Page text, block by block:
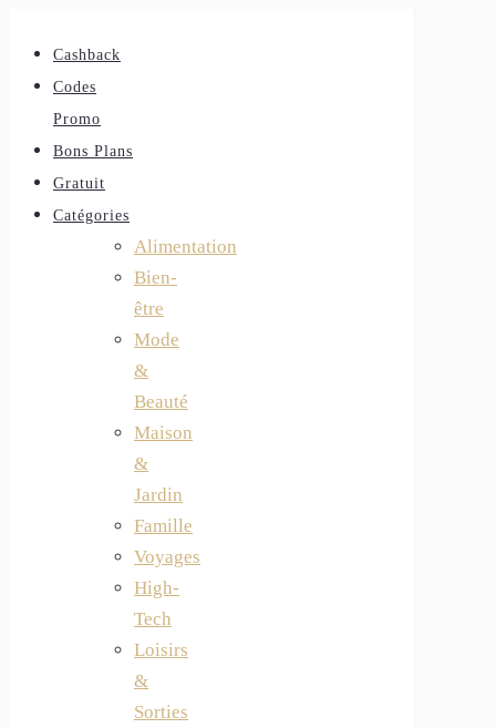
Cashback
Codes
Promo
Bons Plans
Gratuit
Catégories
Alimentation
Bien-
être
Mode
&
Beauté
Maison
&
Jardin
Famille
Voyages
High-
Tech
Loisirs
&
Sorties